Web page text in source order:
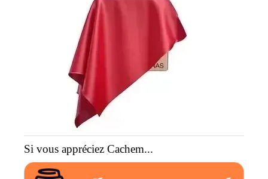
Si vous appréciez Cachem...